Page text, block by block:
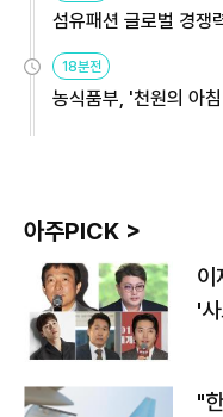
섬유패션 글로벌 경
원
18분전
농식품부, '천원의 아
아주PICK >
이
'
"